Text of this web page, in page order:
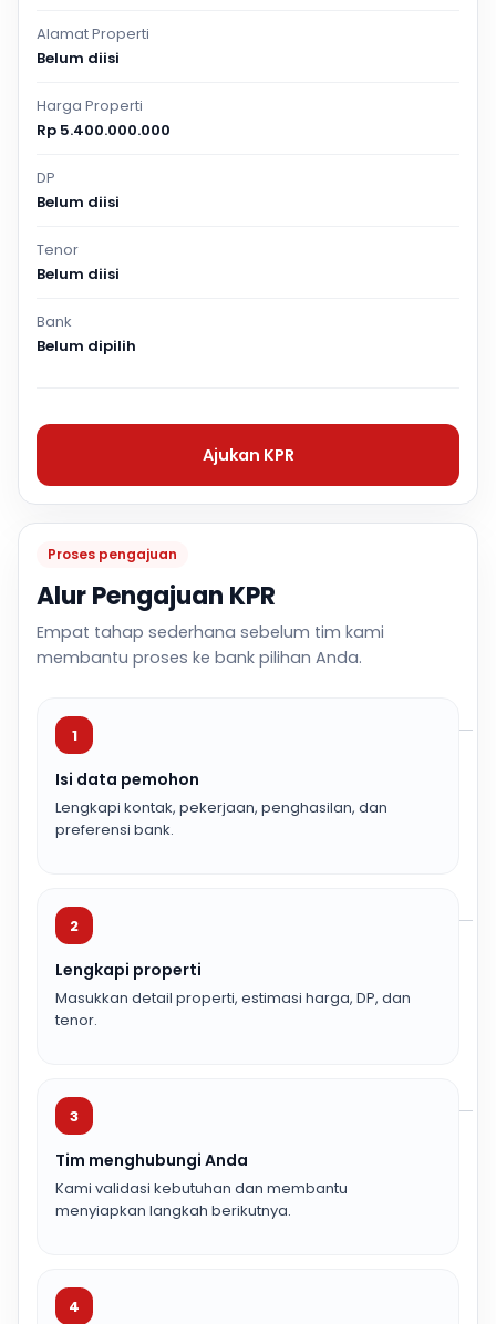
Proses pengajuan
Alur Pengajuan KPR
Empat tahap sederhana sebelum tim kami
membantu proses ke bank pilihan Anda.
1
Isi data pemohon
Lengkapi kontak, pekerjaan, penghasilan, dan
preferensi bank.
2
Lengkapi properti
Masukkan detail properti, estimasi harga, DP, dan
tenor.
3
Tim menghubungi Anda
Kami validasi kebutuhan dan membantu
menyiapkan langkah berikutnya.
4
Alamat Properti
Belum diisi
Harga Properti
Rp 5.400.000.000
DP
Belum diisi
Tenor
Belum diisi
Bank
Belum dipilih
Ajukan KPR